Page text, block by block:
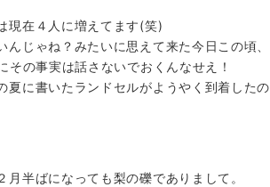
現在４人に増えてます(笑)
じゃね？みたいに思えて来た今日この頃、
その事実は話さないでおくんなせえ！
夏に書いたランドセルがようやく到着したの
半ばになっても梨の礫でありまして。